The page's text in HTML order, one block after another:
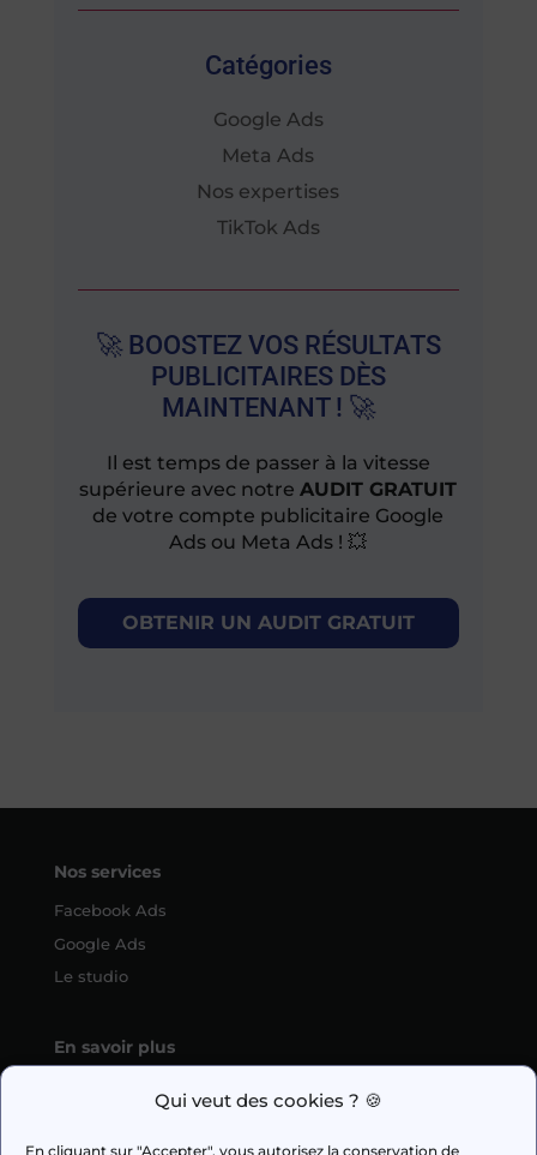
Qui veut des cookies ? 🍪
En cliquant sur "Accepter", vous autorisez la conservation de
Catégories
Google Ads
Meta Ads
Nos expertises
TikTok Ads
🚀 BOOSTEZ VOS RÉSULTATS
PUBLICITAIRES DÈS
MAINTENANT ! 🚀
Il est temps de passer à la vitesse
supérieure avec notreAUDIT GRATUIT
de votre compte publicitaire Google
Ads ou Meta Ads ! 💥
OBTENIR UN AUDIT GRATUIT
Nos services
Facebook Ads
Google Ads
Le studio
En savoir plus